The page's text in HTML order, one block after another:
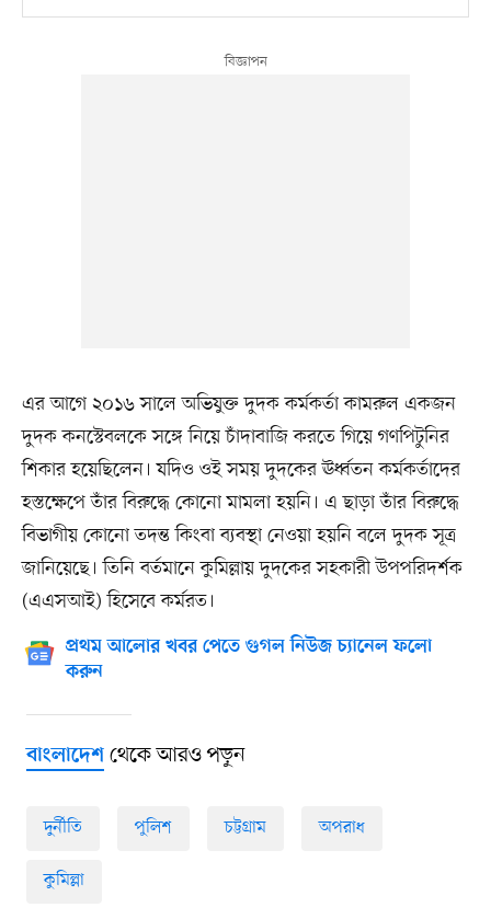
এর আগে ২০১৬ সালে অভিযুক্ত দুদক কর্মকর্তা কামরুল একজন
দুদক কনস্টেবলকে সঙ্গে নিয়ে চাঁদাবাজি করতে গিয়ে গণপিটুনির
শিকার হয়েছিলেন। যদিও ওই সময় দুদকের ঊর্ধ্বতন কর্মকর্তাদের
হস্তক্ষেপে তাঁর বিরুদ্ধে কোনো মামলা হয়নি। এ ছাড়া তাঁর বিরুদ্ধে
বিভাগীয় কোনো তদন্ত কিংবা ব্যবস্থা নেওয়া হয়নি বলে দুদক সূত্র
জানিয়েছে। তিনি বর্তমানে কুমিল্লায় দুদকের সহকারী উপপরিদর্শক
(এএসআই) হিসেবে কর্মরত।
প্রথম আলোর খবর পেতে গুগল নিউজ চ্যানেল ফলো
করুন
বাংলাদেশথেকে আরও পড়ুন
দুর্নীতি পুলিশ চট্টগ্রাম অপরাধ
কুমিল্লা